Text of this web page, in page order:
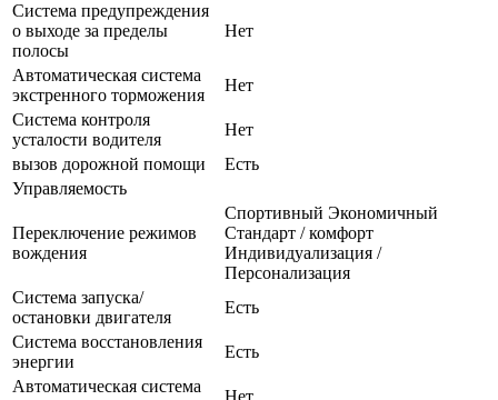
Система предупреждения
о выходе за пределы
полосы
Нет
Автоматическая система
экстренного торможения
Нет
Система контроля
усталости водителя
Нет
вызов дорожной помощи
Есть
Управляемость
Переключение режимов
вождения
Спортивный Экономичный
Стандарт / комфорт
Индивидуализация /
Персонализация
Система запуска/
остановки двигателя
Есть
Система восстановления
энергии
Есть
Автоматическая система
Нет